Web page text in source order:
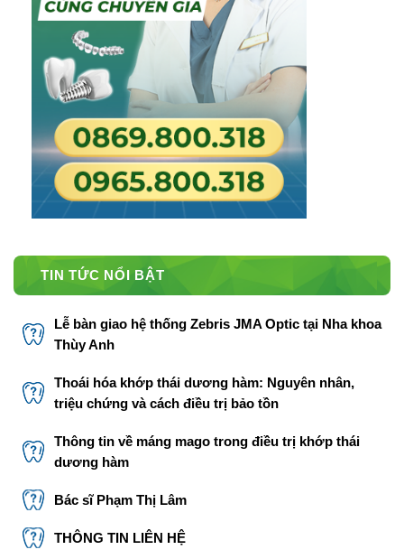
TIN TỨC NỔI BẬT
Lễ bàn giao hệ thống Zebris JMA Optic tại Nha khoa
Thùy Anh
Thoái hóa khớp thái dương hàm: Nguyên nhân,
triệu chứng và cách điều trị bảo tồn
Thông tin về máng mago trong điều trị khớp thái
dương hàm
Bác sĩ Phạm Thị Lâm
THÔNG TIN LIÊN HỆ